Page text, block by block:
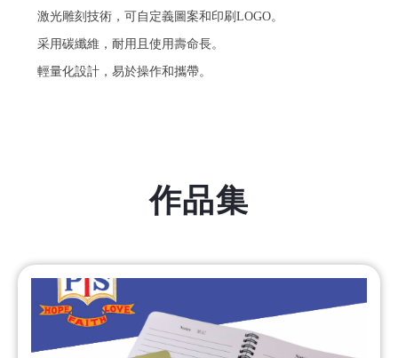
激光雕刻技術，可自定義圖案和印刷LOGO。
采用碳纖維，耐用且使用壽命長。
輕量化設計，易於操作和攜帶。
作品集